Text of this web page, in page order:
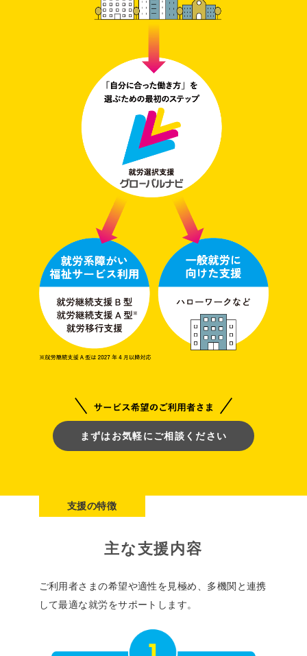
まずはお気軽にご相談ください
支援の特徴
主な支援内容
ご利用者さまの希望や適性を見極め、多機関と連携
して最適な就労をサポートします。